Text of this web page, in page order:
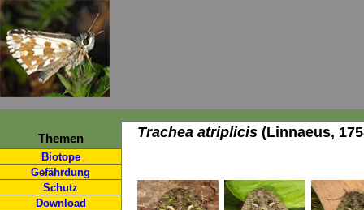
Themen
Biotope
Gefährdung
Schutz
Download
Trachea atriplicis (Linnaeus,